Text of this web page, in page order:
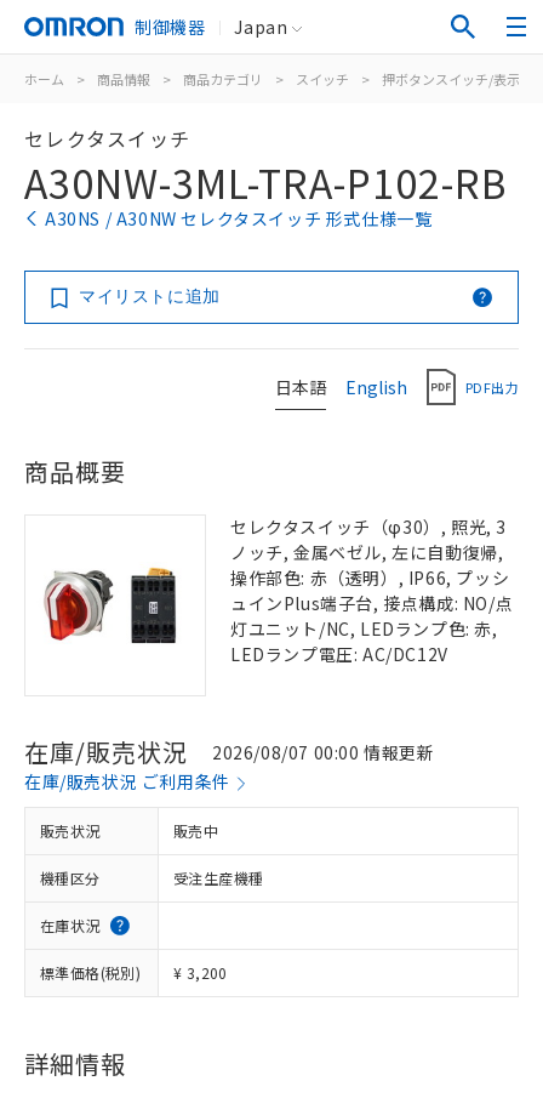
制御機器 Japan
ホーム > 商品情報 > 商品カテゴリ > スイッチ > 押ボタンスイッチ/表示灯
セレクタスイッチ
A30NW-3ML-TRA-P102-RB
A30NS / A30NW セレクタスイッチ 形式仕様一覧
マイリストに追加
日本語 English PDF出力
商品概要
セレクタスイッチ（φ30）, 照光, 3
ノッチ, 金属ベゼル, 左に自動復帰,
操作部色: 赤（透明）, IP66, プッシ
ュインPlus端子台, 接点構成: NO/点
灯ユニット/NC, LEDランプ色: 赤,
LEDランプ電圧: AC/DC12V
在庫/販売状況
2026/08/07 00:00 情報更新
在庫/販売状況 ご利用条件
販売状況 販売中
機種区分 受注生産機種
在庫状況
標準価格(税別) ¥ 3,200
詳細情報